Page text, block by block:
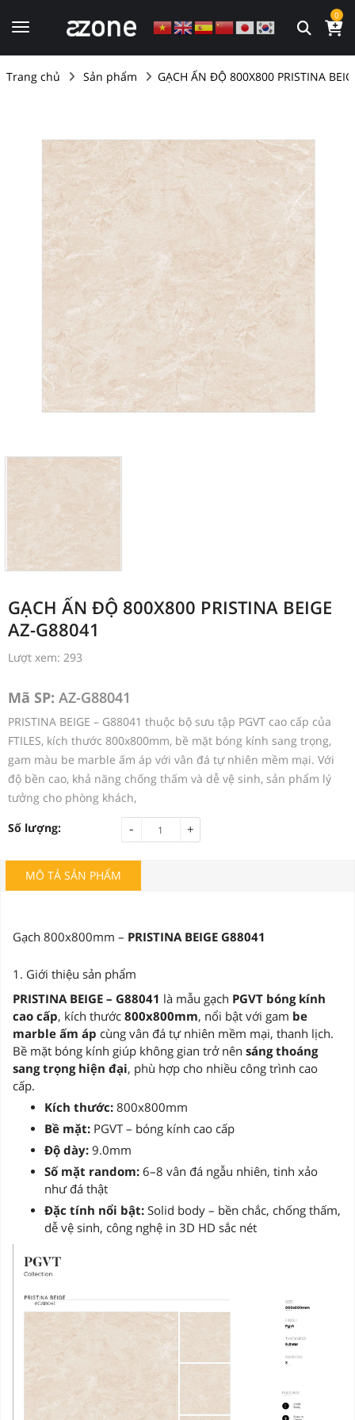
0
Trang chủ Sản phẩm GẠCH ẤN ĐỘ 800X800 PRISTINA
GẠCH ẤN ĐỘ 800X800 PRISTINA BEIGE
AZ-G88041
Lượt xem: 293
Mã SP: AZ-G88041
PRISTINA BEIGE – G88041 thuộc bộ sưu tập PGVT cao cấp của
FTILES, kích thước 800x800mm, bề mặt bóng kính sang trọng,
gam màu be marble ấm áp với vân đá tự nhiên mềm mại. Với
độ bền cao, khả năng chống thấm và dễ vệ sinh, sản phẩm lý
tưởng cho phòng khách,
Số lượng:
+
-
MÔ TẢ SẢN PHẨM
Gạch 800x800mm – PRISTINA BEIGE G88041
1. Giới thiệu sản phẩm
PRISTINA BEIGE – G88041 là mẫu gạch PGVT bóng kính
cao cấp, kích thước 800x800mm, nổi bật với gam be
marble ấm áp cùng vân đá tự nhiên mềm mại, thanh lịch.
Bề mặt bóng kính giúp không gian trở nên sáng thoáng
sang trọng hiện đại, phù hợp cho nhiều công trình cao
cấp.
Kích thước: 800x800mm
Bề mặt: PGVT – bóng kính cao cấp
Độ dày: 9.0mm
Số mặt random: 6–8 vân đá ngẫu nhiên, tinh xảo
như đá thật
Đặc tính nổi bật: Solid body – bền chắc, chống thấm,
dễ vệ sinh, công nghệ in 3D HD sắc nét